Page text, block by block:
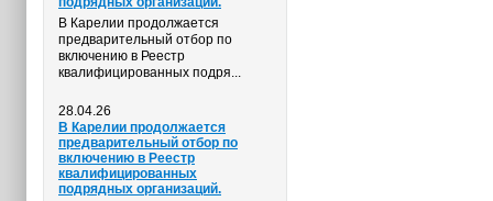
В Карелии продолжается
предварительный отбор по
включению в Реестр
квалифицированных подря...
28.04.26
В Карелии продолжается
предварительный отбор по
включению в Реестр
квалифицированных
подрядных организаций.